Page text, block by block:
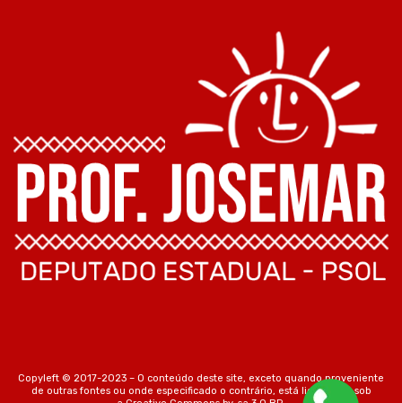
Copyleft © 2017-2023 – O conteúdo deste site, exceto quando proveniente
de outras fontes ou onde especificado o contrário, está licenciado sob